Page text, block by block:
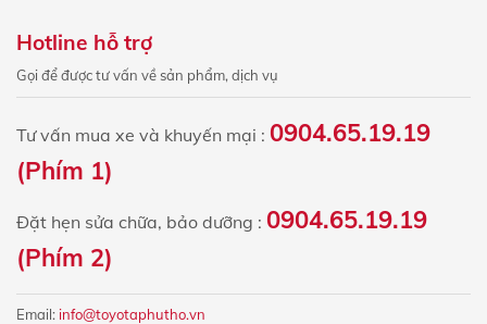
Hotline hỗ trợ
Gọi để được tư vấn về sản phẩm, dịch vụ
Tư vấn mua xe và khuyến mại : 0904.65.19.19
(Phím 1)
Đặt hẹn sửa chữa, bảo dưỡng : 0904.65.19.19
(Phím 2)
Email: info@toyotaphutho.vn